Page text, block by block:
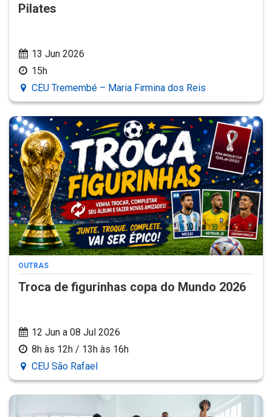
Pilates
13 Jun 2026
15h
CEU Tremembé – Maria Firmina dos Reis
OUTRAS
Troca de figurinhas copa do Mundo 2026
12 Jun a 08 Jul 2026
8h às 12h / 13h às 16h
CEU São Rafael